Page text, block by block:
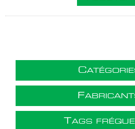
C
F
TAGS